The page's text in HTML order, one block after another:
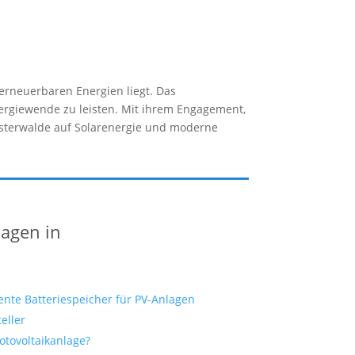
Energien liegt. Das
zu leisten. Mit ihrem Engagement,
auf Solarenergie und moderne
in
Batteriespeicher für PV-Anlagen